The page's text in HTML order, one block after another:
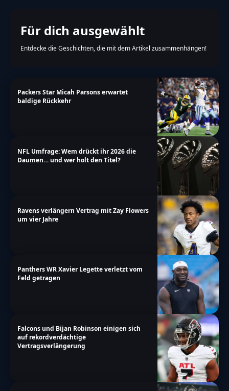
Für dich ausgewählt
Entdecke die Geschichten, die mit dem Artikel zusammenhängen!
Packers Star Micah Parsons erwartet
baldige Rückkehr
NFL Umfrage: Wem drückt ihr 2026 die
Daumen… und wer holt den Titel?
Ravens verlängern Vertrag mit Zay Flowers
um vier Jahre
Panthers WR Xavier Legette verletzt vom
Feld getragen
Falcons und Bijan Robinson einigen sich
auf rekordverdächtige
Vertragsverlängerung